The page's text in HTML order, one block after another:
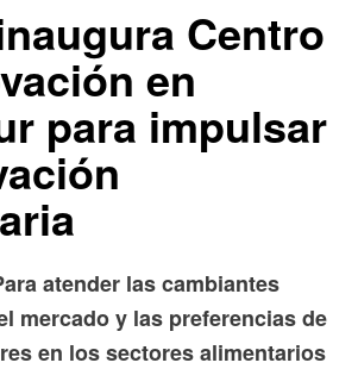
Centro
en
para impulsar
atender las cambiantes
mercado y las preferencias de
en los sectores alimentarios